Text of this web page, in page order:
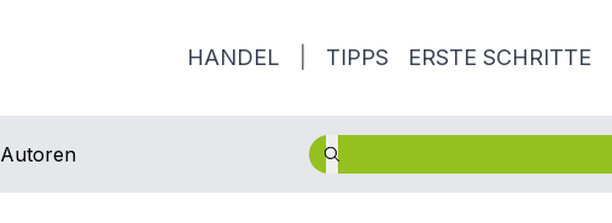
HANDEL TIPPS ERSTE SCHRITTE
Autoren